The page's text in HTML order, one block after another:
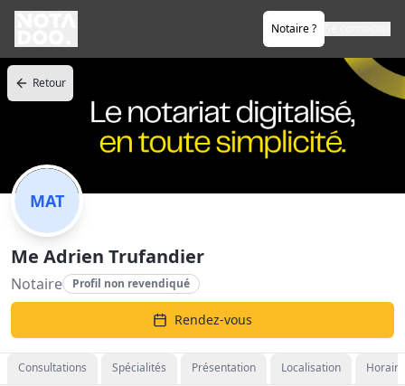
Notaire ?
Retour
MAT
Me Adrien Trufandier
Notaire Profil non revendiqué
Rendez-vous
Consultations Spécialités Présentation Localisation